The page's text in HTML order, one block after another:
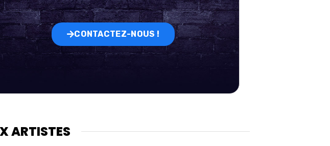
CONTACTEZ-NOUS !
ARTISTES